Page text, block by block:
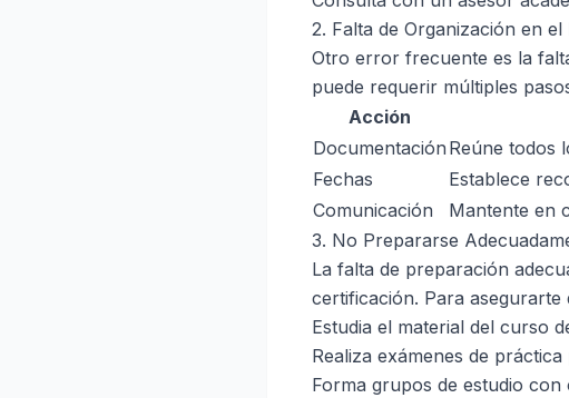
2. Falta de Organización en
Otro error frecuente es la
puede requerir múltiples
Acción
Documentación Reúne todos
Fechas
Establece
Comunicación
Mantente en
3. No Prepararse
La falta de preparación
certificación. Para asegurarte
Estudia el material del curso
Realiza exámenes de
Forma grupos de estudio